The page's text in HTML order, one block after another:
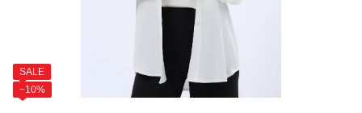
SALE
−10%